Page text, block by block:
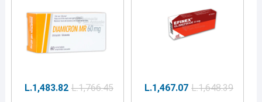
L.1,766.45
L.1,483.82 L.1,648.39
L.1,467.07